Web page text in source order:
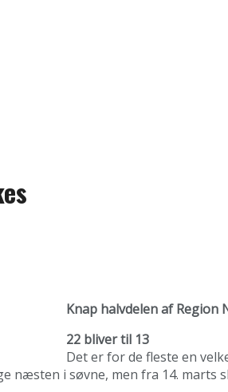
Knap halvdelen af Region
22 bliver til 13
Det er for de fleste en
næsten i søvne, men fra 14. marts